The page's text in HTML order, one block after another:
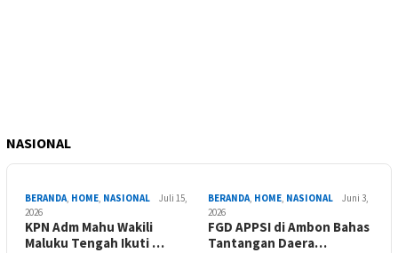
NASIONAL
BERANDA, HOME, NASIONAL
Juli 15,
2026
KPN Adm Mahu Wakili
Maluku Tengah Ikuti …
BERANDA, HOME, NASIONAL
Juni 3,
2026
FGD APPSI di Ambon Bahas
Tantangan Daera…